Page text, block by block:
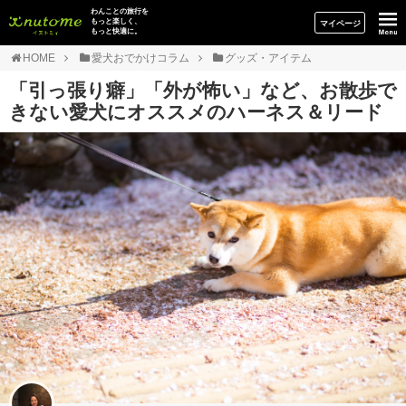
イヌトミィ
わんことの旅行を
もっと楽しく、
もっと快適に。
マイページ
HOME 愛犬おでかけコラム グッズ・アイテム
「引っ張り癖」「外が怖い」など、お散歩で
きない愛犬にオススメのハーネス＆リード